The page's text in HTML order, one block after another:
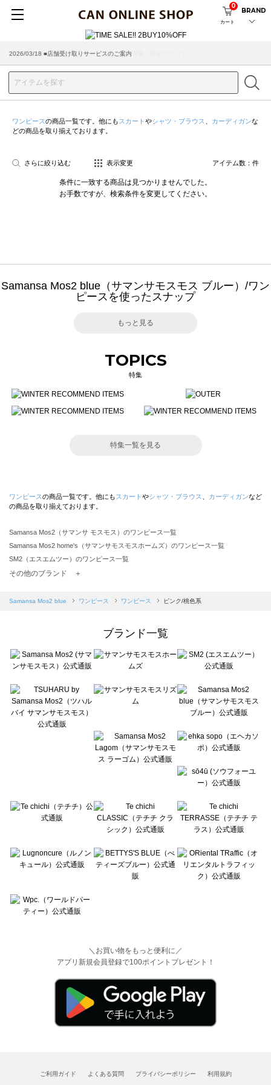
カート
0
BRAND
2026/07/29 ■【お知らせ】ヤマト運輸の配送遅延・停止について
2026/03/18 ■店舗受け取りサービスのご案内
ワンピースの商品一覧です。他にも スカート やシャツ・ブラウス カーディガンな
どの商品を取り揃えております。
さらに絞り込む 表示変更 アイテム数： 件
条件に一致する商品は見つかりませんでした。
お手数ですが、検索条件を変更してください。
Samansa Mos2 blue（サマンサモスモス ブルー）/ワン
ピースを使ったスナップ
もっと見る
TOPICS
特集
特集一覧を見る
ワンピースの商品一覧です。他にも スカート やシャツ・ブラウス カーディガンなど
の商品を取り揃えております。
Samansa Mos2（サマンサ モスモス）のワンピース一覧
Samansa Mos2 home's（サマンサモスモスホームズ）のワンピース一覧
SM2（エスエムツー）のワンピース一覧
TSUHARU by Samansa Mos2（ツハルバイサマンサモスモス）のワンピース一覧
Samansa Mos2 blue（サマンサモスモス ブルー）のワンピース一覧
sō4ū（ソウフォーユー）のワンピース一覧
Te chichi（テチチ）のワンピース一覧
Te chichi CLASSIC（テチチ クラシック）のワンピース一覧
Lugnoncure（ルノンキュール）のワンピース一覧
BETTY'S BLUE（べティーズブルー）のワンピース一覧
Wpc.（ワールドパーティー）のワンピース一覧
その他のブランド ＋
Samansa Mos2 blue ワンピース ワンピース ピンク/桃色系
ブランド一覧
＼お買い物をもっと便利に／
アプリ新規会員登録で100ポイントプレゼント！
ご利用ガイド よくある質問 プライバシーポリシー 利用規約